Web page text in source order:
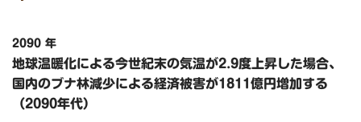
2090 年
地球温暖化による今世紀末の気温が2.9度上昇した場合、
国内のブナ林減少による経済被害が1811億円増加する
（2090年代）